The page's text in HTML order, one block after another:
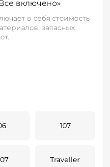
включено»
в себя стоимость
запасных
107
Traveller